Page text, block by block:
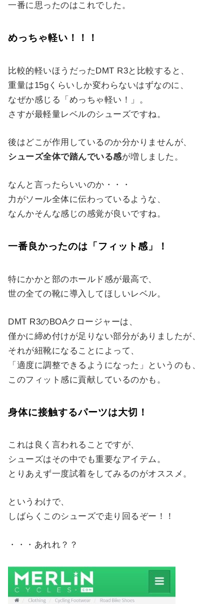
一番に思ったのはこれでした。
めっちゃ軽い！！！
比較的軽いほうだったDMT R3と比較すると、
重量は15gくらいしか変わらないはずなのに、
なぜか感じる「めっちゃ軽い！」。
さすが最軽量レベルのシューズですね。
後はどこが作用しているのか分かりませんが、
シューズ全体で踏んでいる感が増しました。
なんと言ったらいいのか・・・
力がソール全体に伝わっているような、
なんかそんな感じの感覚が良いですね。
一番良かったのは「 フィット感」！
特にかかと部のホールド感が最高で、
世の全ての靴に導入してほしいレベル。
DMT R3のBOAクロージャーは、
僅かに締め付けが足りない部分がありましたが、
それが紐靴になることによって、
「適度に調整できるようになった」というのも、
このフィット感に貢献しているのかも。
身体に接触するパーツは大切！
これは良く言われることですが、
シューズはその中でも重要なアイテム。
とりあえず一度試着をしてみるのがオススメ。
というわけで、
しばらくこのシューズで走り回るぞー！！
・・・あれれ？？